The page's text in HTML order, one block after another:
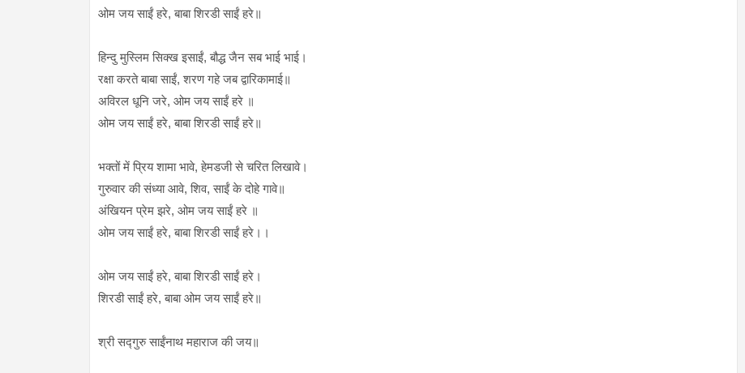
ओम जय साईं हरे, बाबा शिरडी साईं हरे॥
हिन्दु मुस्लिम सिक्ख इसाईं, बौद्ध जैन सब भाई भाई।
रक्षा करते बाबा साईं, शरण गहे जब द्वारिकामाई॥
अविरल धूनि जरे, ओम जय साईं हरे ॥
ओम जय साईं हरे, बाबा शिरडी साईं हरे॥
भक्तों में प्रिय शामा भावे, हेमडजी से चरित लिखावे।
गुरुवार की संध्या आवे, शिव, साईं के दोहे गावे॥
अंखियन प्रेम झरे, ओम जय साईं हरे ॥
ओम जय साईं हरे, बाबा शिरडी साईं हरे।।
ओम जय साईं हरे, बाबा शिरडी साईं हरे।
शिरडी साईं हरे, बाबा ओम जय साईं हरे॥
श्री सद्गुरु साईंनाथ महाराज की जय॥